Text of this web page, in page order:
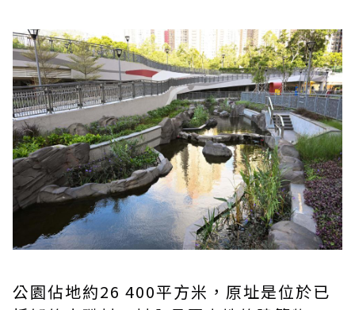
公園佔地約26 400平方米，原址是位於已